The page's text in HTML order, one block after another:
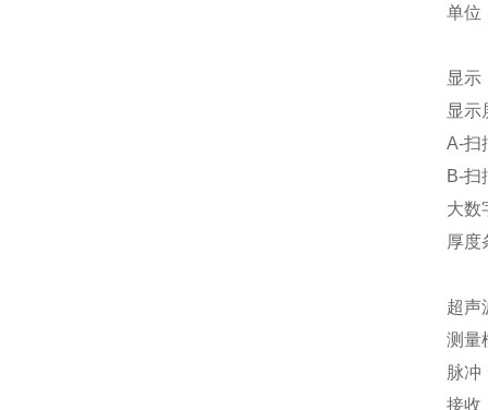
单位
显示
显示
A-扫
B-扫
大数
厚度
超声
测量
脉冲
接收